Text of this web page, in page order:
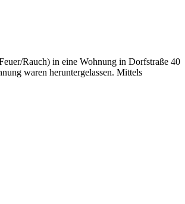
Rauch) in eine Wohnung in Dorfstraße 40
waren heruntergelassen. Mittels